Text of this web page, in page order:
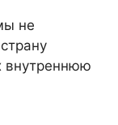
не
внутреннюю